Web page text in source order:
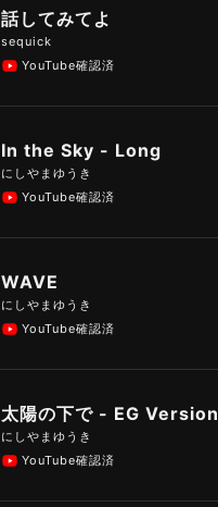
話してみてよ
sequick
YouTube確認済
In the Sky - Long
にしやまゆうき
YouTube確認済
WAVE
にしやまゆうき
YouTube確認済
太陽の下で - EG Version
にしやまゆうき
YouTube確認済